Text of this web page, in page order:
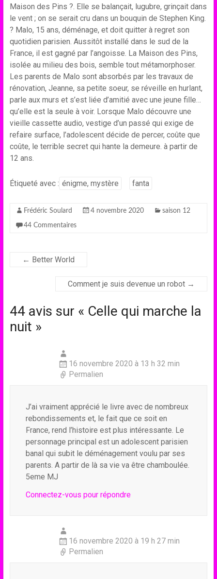
Maison des Pins ?. Elle se balançait, lugubre, grinçait dans
le vent ; on se serait cru dans un bouquin de Stephen King.
? Malo, 15 ans, déménage, et doit quitter à regret son
quotidien parisien. Aussitôt installé dans le sud de la
France, il est gagné par l’angoisse. La Maison des Pins,
isolée au milieu des bois, semble tout métamorphoser.
Les parents de Malo sont absorbés par les travaux de
rénovation, Jeanne, sa petite soeur, se réveille en hurlant,
parle aux murs et s’est liée d’amitié avec une jeune fille…
qu’elle est la seule à voir. Lorsque Malo découvre une
vieille cassette audio, vestige d’un passé qui exige de
refaire surface, l’adolescent décide de percer, coûte que
coûte, le terrible secret qui hante la demeure. à partir de
12 ans.
Étiqueté avec : énigme, mystère fanta
Frédéric Soulard 4 novembre 2020 saison 12
44 Commentaires
← Better World
Comment je suis devenue un robot →
44 avis sur « Celle qui marche la
nuit »
16 novembre 2020 à 13 h 32 min
Permalien
J’ai vraiment apprécié le livre avec de nombreux
rebondissements et, le fait que ce soit en
France, rend l’histoire est plus intéressante. Le
personnage principal est un adolescent parisien
banal qui subit le déménagement voulu par ses
parents. A partir de là sa vie va être chamboulée.
5eme MJ
Connectez-vous pour répondre
16 novembre 2020 à 19 h 27 min
Permalien